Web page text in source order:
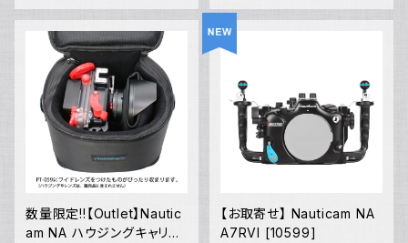
数量限定!!【Outlet】Nautic
am NA ハウジングキャリン
【お取寄せ】 Nauticam NA
A7RVI [10599]